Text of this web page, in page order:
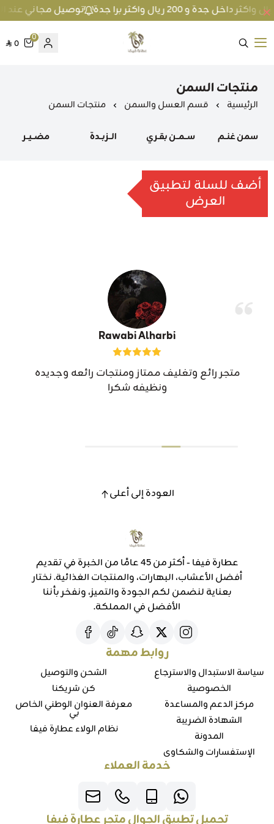
توصيل مجاني عند الطلب بمبلغ 100 ريال واكثر
متجر عطارة فيفا
0
0
منتجات السمن
الرئيسية قسم العسل والسمن منتجات السمن
سمن غنــم ســمــن بقـري الــزبــدة مضــيــر
أضف للسلة لتطبيق
العرض
Rawabi Alharbi
متجر رائع وتغليف ممتاز ومنتجات رائعه وجديده
ونظيفه شكرا
العودة إلى أعلى
عطارة فيفا - أكثر من 45 عامًا من الخبرة في تقديم
أفضل الأعشاب، البهارات، والمنتجات الغذائية. نختار
بعناية لنضمن لكم الجودة والتميز، ونفخر بأننا
الأفضل في المملكة.
روابط مهمة
سياسة الاستبدال والاسترجاع
الخصوصية
مركز الدعم والمساعدة
الشهادة الضريبة
المدونة
الإستفسارات والشكاوي
الشحن والتوصيل
كن شريكنا
معرفة العنوان الوطني الخاص
بي
نظام الولاء عطارة فيفا
خدمة العملاء
تحميل تطبيق الجوال متجر عطارة فيفا